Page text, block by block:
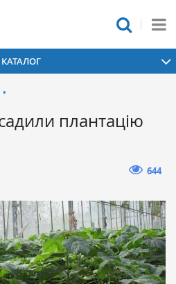
КАТАЛОГ
•
плантацію
644